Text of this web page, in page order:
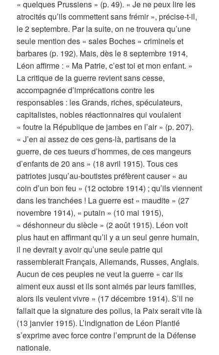
« quelques Prussiens » (p. 49). « Je ne peux lire les
atrocités qu’ils commettent sans frémir », précise-t-il,
le 2 septembre. Par la suite, on ne trouvera qu’une
seule mention des « sales Boches » criminels et
barbares (p. 192). Mais, dès le 8 septembre 1914,
Léon affirme : « Ma Patrie, c’est toi et mon enfant. »
La critique de la guerre revient sans cesse,
accompagnée d’imprécations contre les
responsables : les Grands, riches, spéculateurs,
capitalistes, nobles réactionnaires qui voulaient
« foutre la République de jambes en l’air » (p. 207).
« J’en ai assez de ces gens-là, partisans de la
guerre, de ces tueurs d’hommes, de ces mangeurs
d’enfants de 20 ans » (18 avril 1915). Tous ces
patriotes jusqu’au-boutistes préfèrent causer « au
coin d’un bon feu » (12 octobre 1914) ; qu’ils viennent
dans les tranchées ! La guerre est « maudite » (27
novembre 1914), « putain » (10 mai 1915),
« déshonneur du siècle » (2 août 1915). Léon voit
plus haut en affirmant qu’il y a un seul genre humain,
il ne devrait y avoir qu’une seule patrie qui
rassemblerait Français, Allemands, Russes, Anglais.
Aucun de ces peuples ne veut la guerre « car ils
aiment eux aussi et ils sont aimés par leurs familles,
alors ils veulent vivre » (17 décembre 1914). S’il ne
fallait que la signature des poilus, la Paix serait vite là
(13 janvier 1915). L’indignation de Léon Plantié
s’exprime avec force contre l’emprunt de la Défense
nationale.